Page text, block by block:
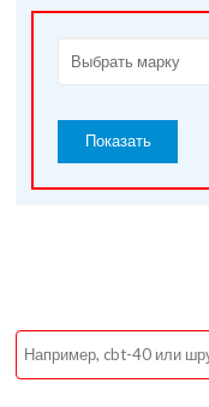
Показать